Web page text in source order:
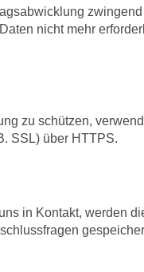
nicht mehr
zu schützen,
SSL) über HTTPS.
in Kontakt, werden